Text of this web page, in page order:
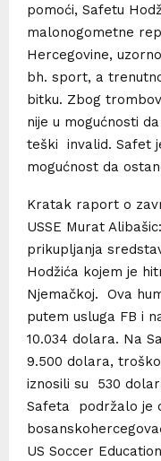
pomoći, Safetu
malonogometne
Hercegovine,
bh. sport, a
bitku. Zbog
nije u mogućnosti
teški invalid. Safet
mogućnost da
Kratak raport o
USSE Murat
prikupljanja
Hodžića kojem je
Njemačkoj. Ova
putem usluga FB i
10.034 dolara. Na
9.500 dolara,
iznosili su 530
Safeta podržalo je
US Soccer